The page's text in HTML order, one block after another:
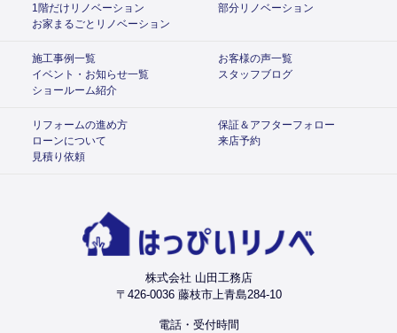
1階だけリノベーション
部分リノベーション
お家まるごとリノベーション
施工事例一覧
お客様の声一覧
イベント・お知らせ一覧
スタッフブログ
ショールーム紹介
リフォームの進め方
保証＆アフターフォロー
ローンについて
来店予約
見積り依頼
株式会社 山田工務店
〒426-0036 藤枝市上青島284-10
電話・受付時間